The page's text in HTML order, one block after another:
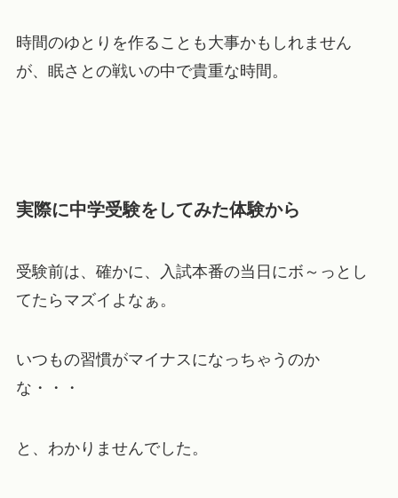
時間のゆとりを作ることも大事かもしれません
が、眠さとの戦いの中で貴重な時間。
実際に中学受験をしてみた体験から
受験前は、確かに、入試本番の当日にボ～っとし
てたらマズイよなぁ。
いつもの習慣がマイナスになっちゃうのか
な・・・
と、わかりませんでした。